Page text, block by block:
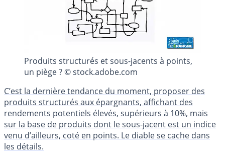
Produits structurés et sous-jacents à points,
un piège ? © stock.adobe.com
C’est la dernière tendance du moment, proposer des
produits structurés aux épargnants, affichant des
rendements potentiels élevés, supérieurs à 10%, mais
sur la base de produits dont le sous-jacent est un indice
venu d’ailleurs, coté en points. Le diable se cache dans
les détails.